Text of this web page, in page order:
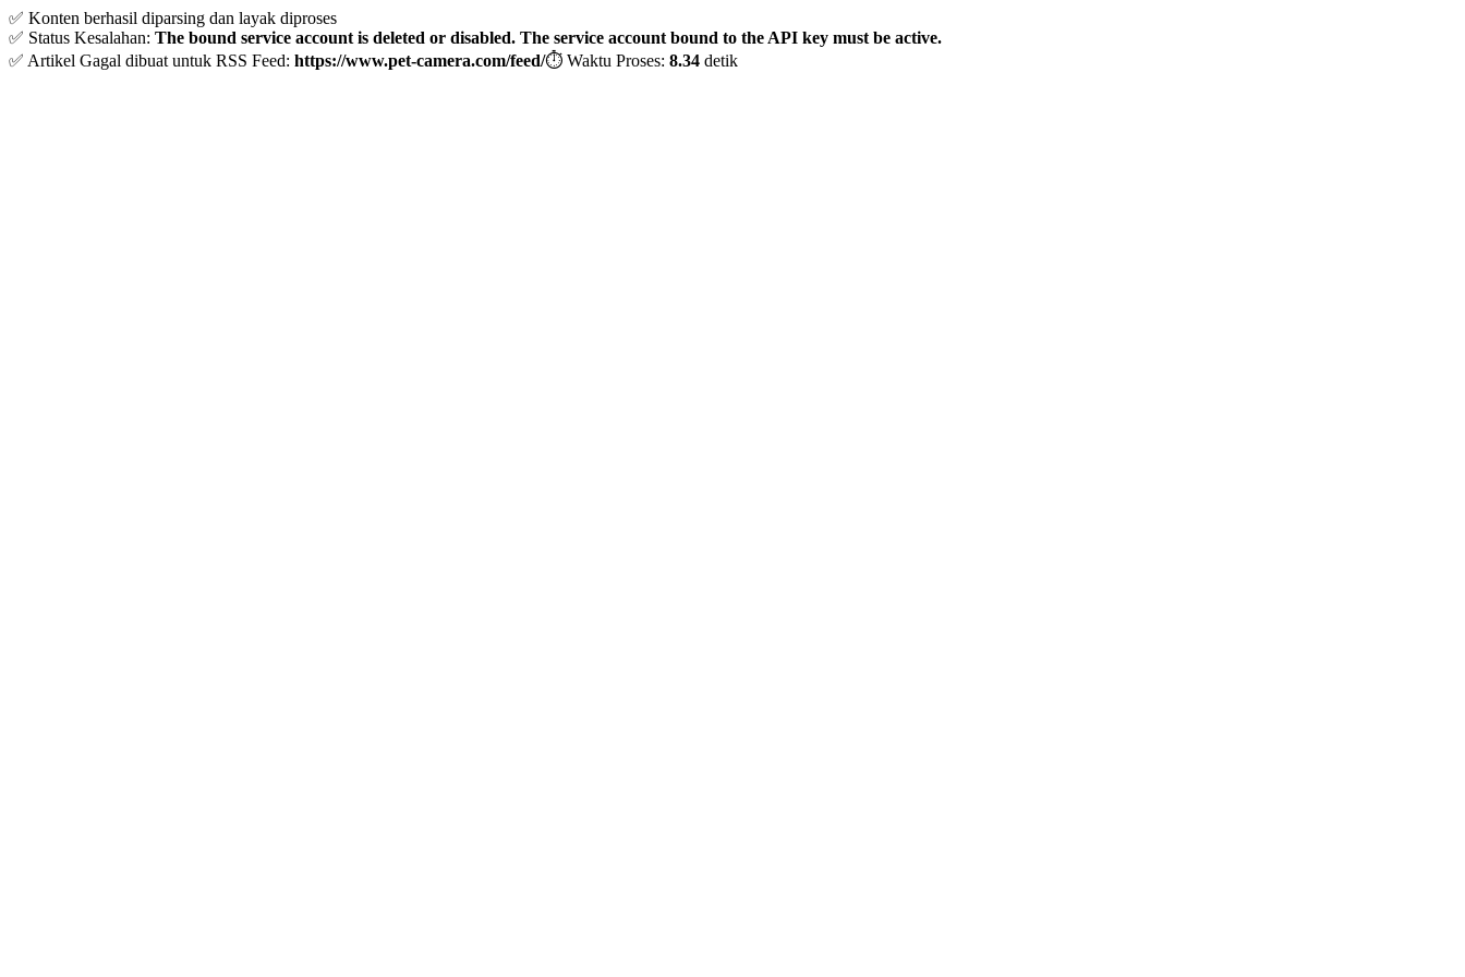
✅ Konten berhasil diparsing dan layak diproses
✅ Status Kesalahan: The bound service account is deleted or disabled. The service account bound to the API key must be active.
✅ Artikel Gagal dibuat untuk RSS Feed: https://www.pet-camera.com/feed/⏱️ Waktu Proses: 8.34 detik